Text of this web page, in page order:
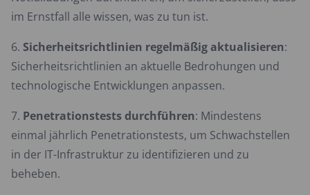
im Ernstfall alle wissen, was zu tun ist.
Sicherheitsrichtlinien regelmäßig aktualisieren:
Sicherheitsrichtlinien an aktuelle Bedrohungen und
technologische Entwicklungen anpassen.
Penetrationstests durchführen: Mindestens
einmal jährlich Penetrationstests, um Schwachstellen
in der IT-Infrastruktur zu identifizieren und zu
beheben.